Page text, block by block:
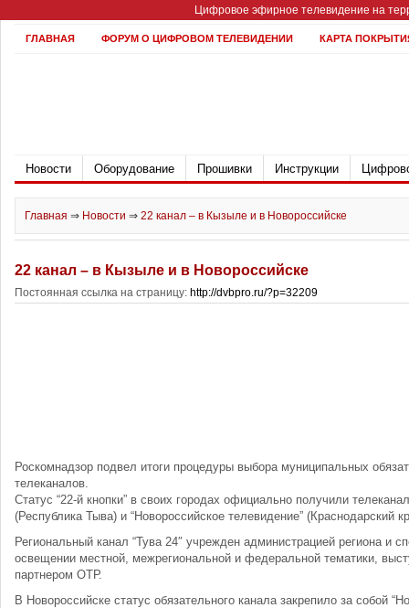
Цифровое эфирное телевидение на
ГЛАВНАЯ ФОРУМ О ЦИФРОВОМ ТЕЛЕВИДЕНИИ КАРТА
Новости Оборудование Прошивки Инструкции
Главная ⇒ Новости ⇒ 22 канал – в Кызыле и в Новороссийске
22 канал – в Кызыле и в Новороссийске
Постоянная ссылка на страницу: http://dvbpro.ru/?p=32209
Роскомнадзор подвел итоги процедуры выбора муниципальных
телеканалов.
Статус “22-й кнопки” в своих городах официально получили
(Республика Тыва) и “Новороссийское телевидение” (Краснодарский
Региональный канал “Тува 24″ учрежден администрацией региона и
освещении местной, межрегиональной и федеральной тематики,
партнером ОТР.
В Новороссийске статус обязательного канала закрепило за собой